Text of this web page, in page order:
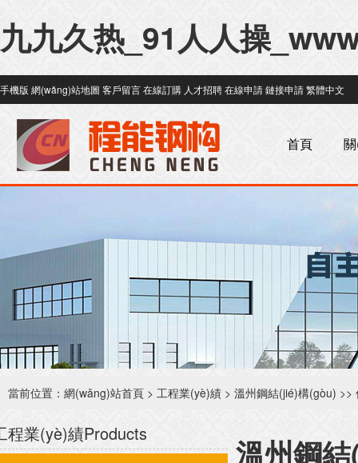
九九久热_91人人操
手機版 網(wǎng)站地圖 客戶留言在線訂購 人才招聘在線申請鏈接申請繁體中文
首頁
當前位置： 網(wǎng)站首頁 > 工程業(yè)績 > 溫州鋼結(jié)構(gòu) >>
程業(yè)績Products 溫州鋼